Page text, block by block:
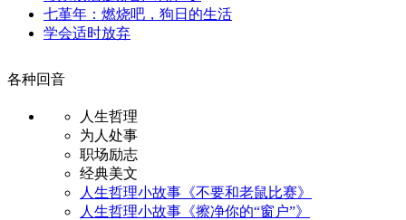
七堇年：燃烧吧，狗日的生活
学会适时放弃
各种回音
人生哲理
为人处事
职场励志
经典美文
人生哲理小故事《不要和老鼠比赛》
人生哲理小故事《擦净你的“窗户”》